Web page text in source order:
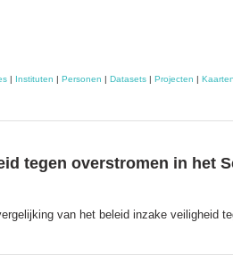
| Instituten | Personen | Datasets| Projecten | Kaarten
tegen overstromen in het
van het beleid inzake veiligheid